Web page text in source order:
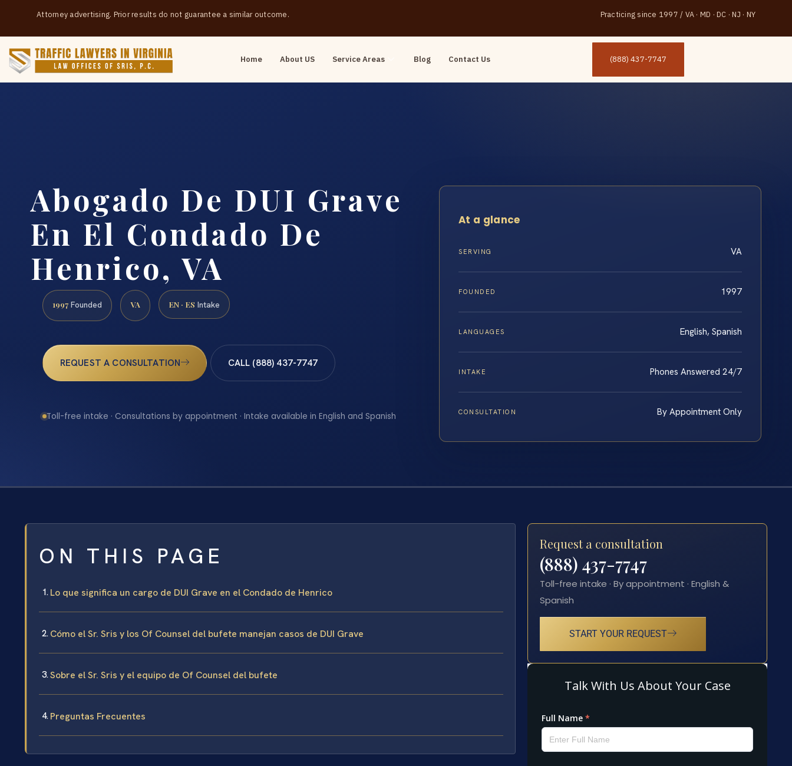
Attorney advertising. Prior results do not guarantee a similar outcome. Practicing since 1997 / VA · MD · DC · NJ · NY
Home About US Service Areas Blog Contact Us (888) 437-7747
Abogado De DUI Grave
En El Condado De
Henrico, VA
1997 Founded VA EN · ES Intake
REQUEST A CONSULTATION CALL (888) 437-7747
Toll-free intake · Consultations by appointment · Intake available in English and Spanish
At a glance
SERVING VA
FOUNDED 1997
LANGUAGES English, Spanish
INTAKE Phones Answered 24/7
CONSULTATION By Appointment Only
ON THIS PAGE
Lo que significa un cargo de DUI Grave en el Condado de Henrico
Cómo el Sr. Sris y los Of Counsel del bufete manejan casos de DUI Grave
Sobre el Sr. Sris y el equipo de Of Counsel del bufete
Preguntas Frecuentes
Request a consultation
(888) 437-7747
Toll-free intake · By appointment · English &
Spanish
START YOUR REQUEST